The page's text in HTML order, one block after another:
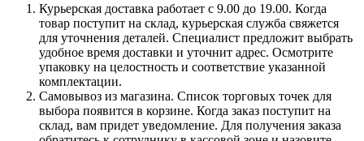
Курьерская доставка работает с 9.00 до 19.00. Когда
товар поступит на склад, курьерская служба свяжется
для уточнения деталей. Специалист предложит выбрать
удобное время доставки и уточнит адрес. Осмотрите
упаковку на целостность и соответствие указанной
комплектации.
Самовывоз из магазина. Список торговых точек для
выбора появится в корзине. Когда заказ поступит на
склад, вам придет уведомление. Для получения заказа